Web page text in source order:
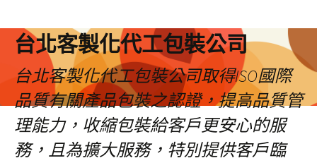
台北客製化代工包裝公司
台北客製化代工包裝公司取得ISO國際
品質有關產品包裝之認證，提高品質管
理能力，收縮包裝給客戶更安心的服
務，且為擴大服務，特別提供客戶臨